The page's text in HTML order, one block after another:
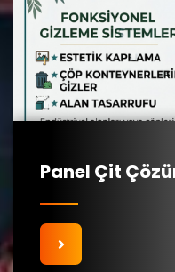
Panel Çit